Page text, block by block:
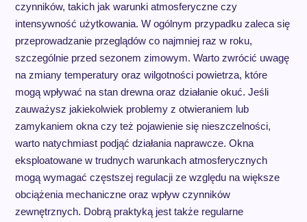
czynników, takich jak warunki atmosferyczne czy
intensywność użytkowania. W ogólnym przypadku zaleca się
przeprowadzanie przeglądów co najmniej raz w roku,
szczególnie przed sezonem zimowym. Warto zwrócić uwagę
na zmiany temperatury oraz wilgotności powietrza, które
mogą wpływać na stan drewna oraz działanie okuć. Jeśli
zauważysz jakiekolwiek problemy z otwieraniem lub
zamykaniem okna czy też pojawienie się nieszczelności,
warto natychmiast podjąć działania naprawcze. Okna
eksploatowane w trudnych warunkach atmosferycznych
mogą wymagać częstszej regulacji ze względu na większe
obciążenia mechaniczne oraz wpływ czynników
zewnętrznych. Dobrą praktyką jest także regularne